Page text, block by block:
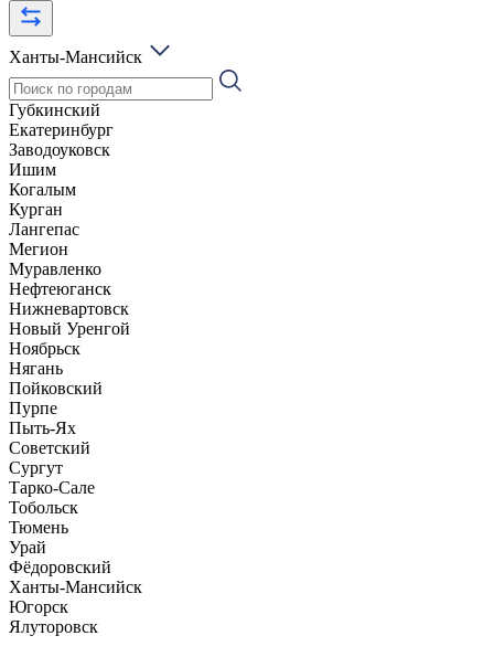
Ханты-Мансийск
Губкинский
Екатеринбург
Заводоуковск
Ишим
Когалым
Курган
Лангепас
Мегион
Муравленко
Нефтеюганск
Нижневартовск
Новый Уренгой
Ноябрьск
Нягань
Пойковский
Пурпе
Пыть-Ях
Советский
Сургут
Тарко-Сале
Тобольск
Тюмень
Урай
Фёдоровский
Ханты-Мансийск
Югорск
Ялуторовск